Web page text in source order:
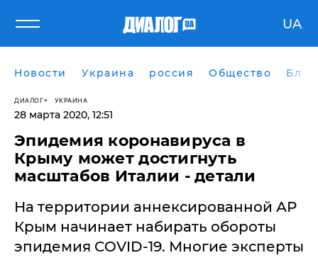
UA
Новости Украина россия Общество
ДИАЛОГ УКРАИНА
28 марта 2020, 12:51
Эпидемия коронавируса в
Крыму может достигнуть
масштабов Италии - детали
На территории аннексированной АР
Крым начинает набирать обороты
эпидемия COVID-19. Многие эксперты